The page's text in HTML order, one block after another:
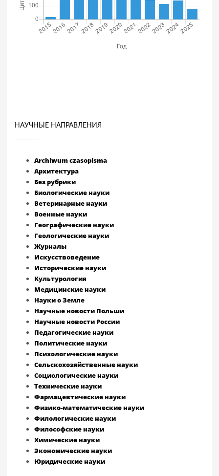
НАУЧНЫЕ НАПРАВЛЕНИЯ
Archiwum czasopisma
Архитектура
Без рубрики
Биологические науки
Ветеринарные науки
Военные науки
Географические науки
Геологические науки
Журналы
Искусствоведение
Исторические науки
Культурология
Медицинские науки
Науки о Земле
Научные новости Польши
Научные новости России
Педагогические науки
Политические науки
Психологические науки
Сельскохозяйственные науки
Социологические науки
Технические науки
Фармацевтические науки
Физико-математические науки
Филологические науки
Философские науки
Химические науки
Экономические науки
Юридические науки